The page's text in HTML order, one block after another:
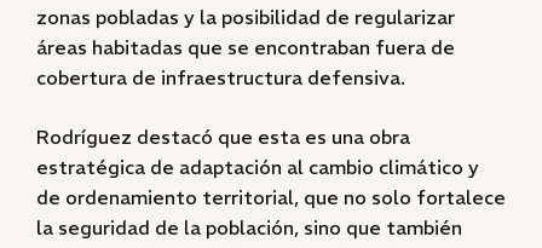
zonas pobladas y la posibilidad de regularizar
áreas habitadas que se encontraban fuera de
cobertura de infraestructura defensiva.
Rodríguez destacó que esta es una obra
estratégica de adaptación al cambio climático y
de ordenamiento territorial, que no solo fortalece
la seguridad de la población, sino que también